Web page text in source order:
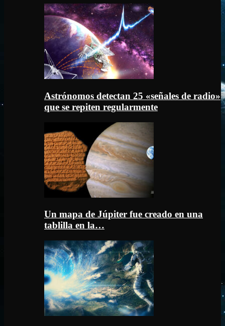
Astrónomos detectan 25 «señales de radio»
que se repiten regularmente
Un mapa de Júpiter fue creado en una
tablilla en la…